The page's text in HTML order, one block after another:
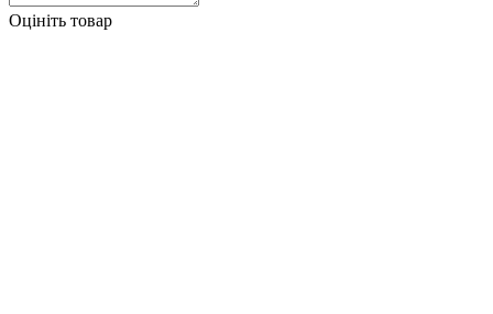
Оцініть товар